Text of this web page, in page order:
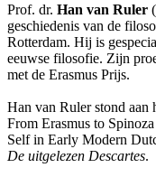
Prof. dr. Han van Ruler
geschiedenis van de
Rotterdam. Hij is
eeuwse filosofie. Zijn
met de Erasmus Prijs.
Han van Ruler stond aan
From Erasmus to
Self in Early Modern
De uitgelezen Descartes.